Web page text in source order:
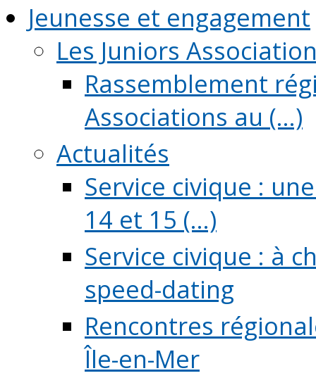
Jeunesse et engagement
Les Juniors
Rassemblement
Associations au (...)
Actualités
Service civique :
14 et 15 (...)
Service civique : à
speed-dating
Rencontres
Île-en-Mer